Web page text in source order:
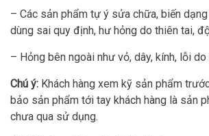
– Các sản phẩm tự ý sửa chữa, biến
dùng sai quy định, hư hỏng do thiên tai,
– Hỏng bên ngoài như vỏ, dây, kính, lỗi
Chú ý: Khách hàng xem kỹ sản phẩm
bảo sản phẩm tới tay khách hàng là sản
chưa qua sử dụng.